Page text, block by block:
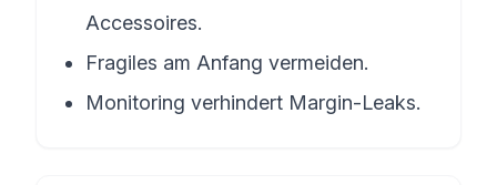
Accessoires.
Fragiles am Anfang vermeiden.
Monitoring verhindert Margin-Leaks.